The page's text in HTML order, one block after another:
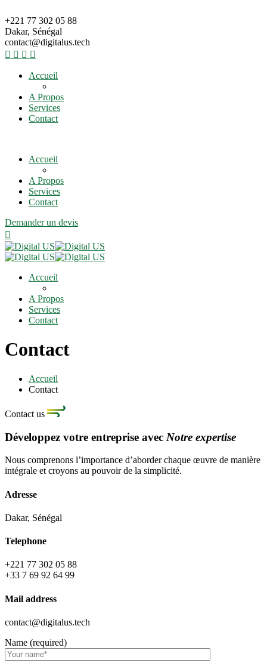
+221 77 302 05 88
Dakar, Sénégal
contact@digitalus.tech
Accueil
A Propos
Services
Contact
Accueil
A Propos
Services
Contact
Demander un devis
Accueil
A Propos
Services
Contact
Contact
Accueil
Contact
Contact us
Développez votre entreprise avec Notre expertise
Nous comprenons l’importance d’aborder chaque œuvre de manière
intégrale et croyons au pouvoir de la simplicité.
Adresse
Dakar, Sénégal
Telephone
+221 77 302 05 88
+33 7 69 92 64 99
Mail address
contact@digitalus.tech
Name (required)